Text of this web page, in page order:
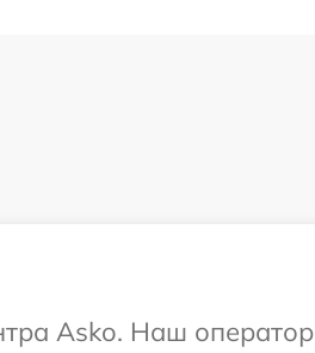
Asko. Наш оператор